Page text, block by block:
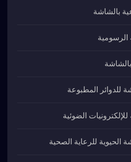
بالشاشة
الرسومية
للدوائر المطبوعة
الضوئية
الحيوية للرعاية الصحية